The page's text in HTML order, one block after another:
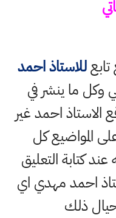
تابعللاستاذ احمد
ما ينشر في
الاستاذ احمد غير
المواضيع كل
التعليق
احمد مهدي اي
ذلك